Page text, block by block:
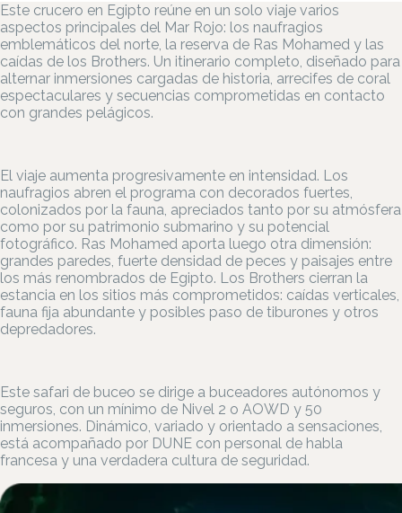
Este crucero en Egipto reúne en un solo viaje varios
aspectos principales del Mar Rojo: los naufragios
emblemáticos del norte, la reserva de Ras Mohamed y las
caídas de los Brothers. Un itinerario completo, diseñado para
alternar inmersiones cargadas de historia, arrecifes de coral
espectaculares y secuencias comprometidas en contacto
con grandes pelágicos.
El viaje aumenta progresivamente en intensidad. Los
naufragios abren el programa con decorados fuertes,
colonizados por la fauna, apreciados tanto por su atmósfera
como por su patrimonio submarino y su potencial
fotográfico. Ras Mohamed aporta luego otra dimensión:
grandes paredes, fuerte densidad de peces y paisajes entre
los más renombrados de Egipto. Los Brothers cierran la
estancia en los sitios más comprometidos: caídas verticales,
fauna fija abundante y posibles paso de tiburones y otros
depredadores.
Este safari de buceo se dirige a buceadores autónomos y
seguros, con un mínimo de Nivel 2 o AOWD y 50
inmersiones. Dinámico, variado y orientado a sensaciones,
está acompañado por DUNE con personal de habla
francesa y una verdadera cultura de seguridad.